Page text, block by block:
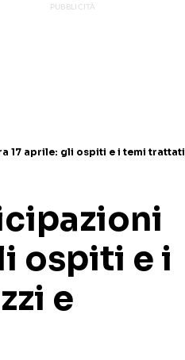
17 aprile: gli ospiti e i temi trattati
ospiti e i
e